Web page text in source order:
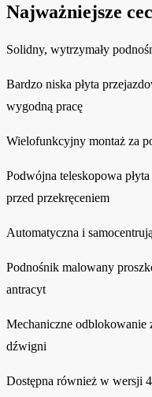
Najważniejsze
Solidny, wytrzymały
Bardzo niska płyta
wygodną pracę
Wielofunkcyjny montaż za
Podwójna teleskopowa
przed przekręceniem
Automatyczna i
Podnośnik malowany
antracyt
Mechaniczne odblokowanie
dźwigni
Dostępna również w wersji